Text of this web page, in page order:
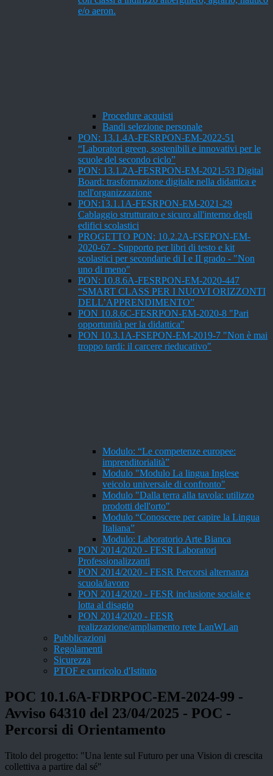
e/o aeron.
Procedure acquisti
Bandi selezione personale
PON: 13.1.4A-FESRPON-EM-2022-51
“Laboratori green, sostenibili e innovativi per le
scuole del secondo ciclo”
PON: 13.1.2A-FESRPON-EM-2021-53 Digital
Board: trasformazione digitale nella didattica e
nell'organizzazione
PON:13.1.1A-FESRPON-EM-2021-29
Cablaggio strutturato e sicuro all'interno degli
edifici scolastici
PROGETTO PON: 10.2.2A-FSEPON-EM-
2020-67 - Supporto per libri di testo e kit
scolastici per secondarie di I e II grado - "Non
uno di meno"
PON: 10.8.6A-FESRPON-EM-2020-447
“SMART CLASS PER I NUOVI ORIZZONTI
DELL’APPRENDIMENTO”
PON 10.8.6C-FESRPON-EM-2020-8 "Pari
opportunità per la didattica"
PON 10.3.1A-FSEPON-EM-2019-7 "Non è mai
troppo tardi: il carcere rieducativo"
Modulo: “Le competenze europee:
imprenditorialità”
Modulo "Modulo La lingua Inglese
veicolo universale di confronto"
Modulo "Dalla terra alla tavola: utilizzo
prodotti dell'orto"
Modulo “Conoscere per capire la Lingua
Italiana”
Modulo: Laboratorio Arte Bianca
PON 2014/2020 - FESR Laboratori
Professionalizzanti
PON 2014/2020 - FESR Percorsi alternanza
scuola/lavoro
PON 2014/2020 - FESR inclusione sociale e
lotta al disagio
PON 2014/2020 - FESR
realizzazione/ampliamento rete LanWLan
Pubblicazioni
Regolamenti
Sicurezza
PTOF e curricolo d'Istituto
POC 10.1.6A-FDRPOC-EM-2024-99 -
Avviso 64310 del 23/04/2025 - POC -
Percorsi di Orientamento
Titolo del progetto: "Una lente sul Futuro per una Vision di crescita
collettiva a partire dal sé"